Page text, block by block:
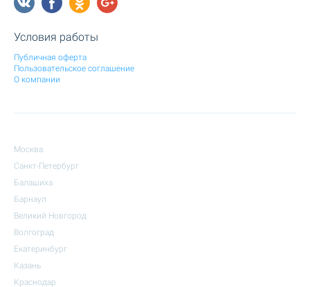
Условия работы
Публичная оферта
Пользовательское соглашение
О компании
Москва
Санкт-Петербург
Балашиха
Барнаул
Великий Новгород
Волгоград
Екатеринбург
Казань
Краснодар